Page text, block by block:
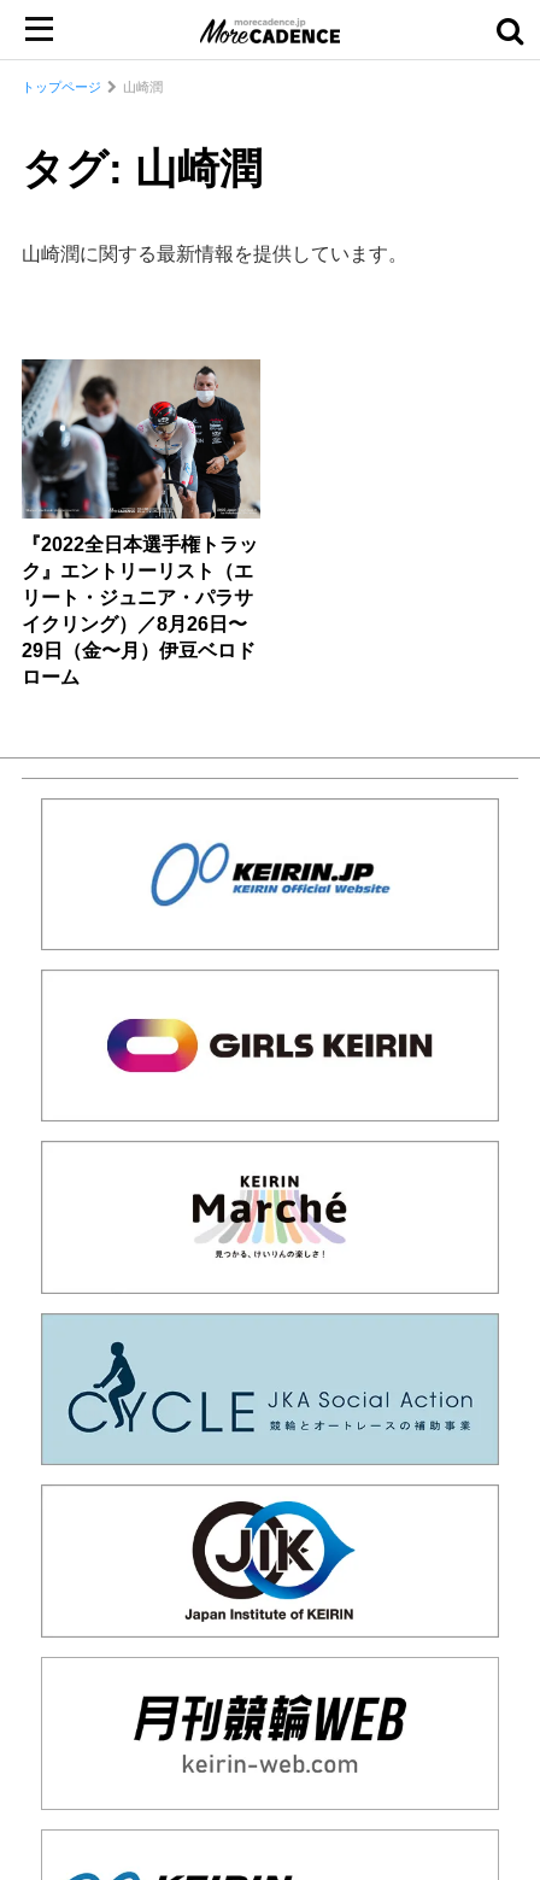
トップページ 山崎潤
タグ: 山崎潤
山崎潤に関する最新情報を提供しています。
『2022全日本選手権トラッ
ク』エントリーリスト（エ
リート・ジュニア・パラサ
イクリング）／8月26日〜
29日（金〜月）伊豆ベロド
ローム